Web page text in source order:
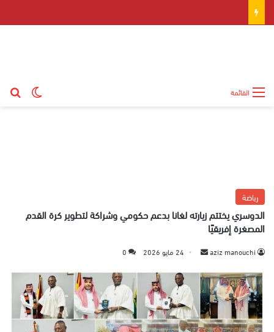
القائمة
رياضة
الدوسري يختتم زيارته لغانا بدعم حكومي وشراكة لتطوير كرة القدم
المصغرة إفريقيًا
aziz manouchi
س
ل
ر
24 مايو 2026 0